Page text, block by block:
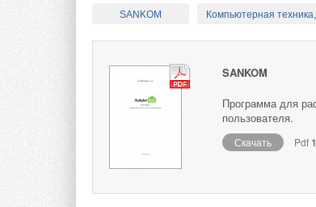
SANKOM Компьютерная
SANKOM
Программа для
пользователя.
Скачать Pdf